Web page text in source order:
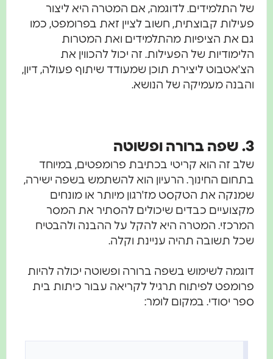
של התלמידים. לדוגמה, אם המטרה היא ליצור
פעילות קבוצתית, חשוב לציין זאת בפרומפט, כמו
גם את הציפיות מהתלמידים ואת המטרות
הלימודיות של הפעילות. זה יכול להכווין את
הצ'אטבוט ליצירת תוכן שמעודד שיתוף פעולה, דיון,
והבנה מעמיקה של הנושא.
3. שפה ברורה ופשוטה
שלב זה הוא קריטי בכתיבת פרומפטים, במיוחד
בתחום החינוך. הרעיון הוא להשתמש בשפה ישירה,
שמנקה את הטקסט מז'רגון מיותר או מונחים
מקצועיים כבדים שיכולים להסתיר את המסר
המרכזי. המטרה היא להקל על ההבנה ולהבטיח
שכל תשובה תהיה עניינת וקלה.
דוגמה לשימוש בשפה ברורה ופשוטה יכולה להיות
פרומפט לפיתוח תרגיל לקריאה עבור כיתות בית
ספר יסודי. במקום לומר: